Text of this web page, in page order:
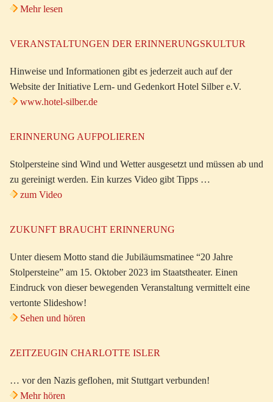
Mehr lesen
VERANSTALTUNGEN DER ERINNERUNGSKULTUR
Hinweise und Informationen gibt es jederzeit auch auf der
Website der Initiative Lern- und Gedenkort Hotel Silber e.V.
www.hotel-silber.de
ERINNERUNG AUFPOLIEREN
Stolpersteine sind Wind und Wetter ausgesetzt und müssen ab und
zu gereinigt werden. Ein kurzes Video gibt Tipps …
zum Video
ZUKUNFT BRAUCHT ERINNERUNG
Unter diesem Motto stand die Jubiläumsmatinee “20 Jahre
Stolpersteine” am 15. Oktober 2023 im Staatstheater. Einen
Eindruck von dieser bewegenden Veranstaltung vermittelt eine
vertonte Slideshow!
Sehen und hören
ZEITZEUGIN CHARLOTTE ISLER
… vor den Nazis geflohen, mit Stuttgart verbunden!
Mehr hören